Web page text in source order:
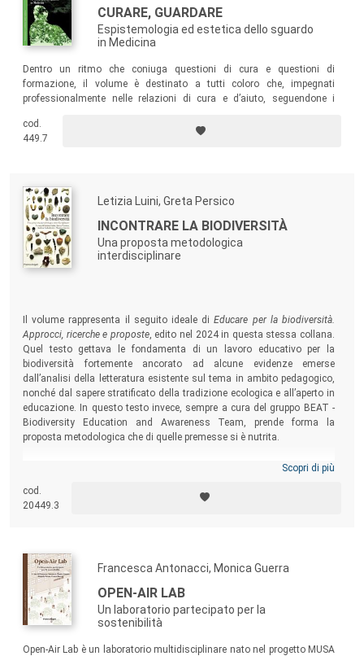
CURARE, GUARDARE
Espistemologia ed estetica dello sguardo
in Medicina
Dentro un ritmo che coniuga questioni di cura e questioni di
formazione, il volume è destinato a tutti coloro che, impegnati
professionalmente nelle relazioni di cura e d’aiuto, seguendone i
“grande” domanda: “l’umanità” è dote innata o si può imparare?
cod.
449.7
Letizia Luini, Greta Persico
INCONTRARE LA BIODIVERSITÀ
Una proposta metodologica
interdisciplinare
Il volume rappresenta il seguito ideale diEducare per la biodiversità.
Approcci, ricerche e proposte, edito nel 2024 in questa stessa collana.
Quel testo gettava le fondamenta di un lavoro educativo per la
biodiversità fortemente ancorato ad alcune evidenze emerse
dall’analisi della letteratura esistente sul tema in ambito pedagogico,
nonché dal sapere stratificato della tradizione ecologica e all’aperto in
educazione. In questo testo invece, sempre a cura del gruppo BEAT -
Biodiversity Education and Awareness Team, prende forma la
proposta metodologica che di quelle premesse si è nutrita.
Scopri di più
cod.
20449.3
Francesca Antonacci, Monica Guerra
OPEN-AIR LAB
Un laboratorio partecipato per la
sostenibilità
Open-Air Lab è un laboratorio multidisciplinare nato nel progetto MUSA